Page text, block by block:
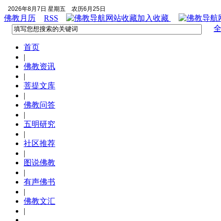
2026年8月7日 星期五 农历6月25日
佛教月历 RSS 加入收藏
首页
|
佛教资讯
|
菩提文库
|
佛教问答
|
五明研究
|
社区推荐
|
图说佛教
|
有声佛书
|
佛教文汇
|